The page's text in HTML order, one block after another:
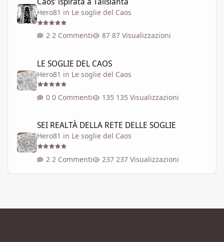
Hero81 in Le soglie del Caos
2 Commenti 87 Visualizzazioni
LE SOGLIE DEL CAOS
Hero81 in Le soglie del Caos
0 Commenti 135 Visualizzazioni
SEI REALTÀ DELLA RETE DELLE SOGLIE
Hero81 in Le soglie del Caos
2 Commenti 237 Visualizzazioni